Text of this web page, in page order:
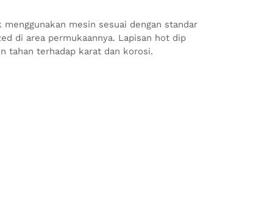
mesin sesuai dengan standar
di area permukaannya. Lapisan hot dip
tahan terhadap karat dan korosi.